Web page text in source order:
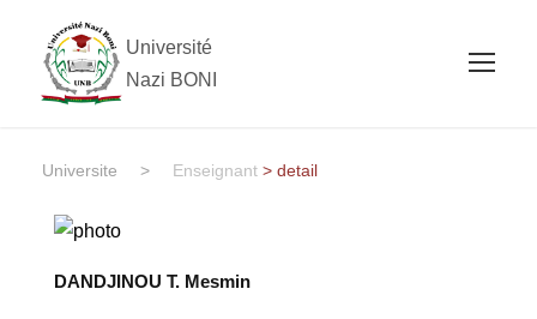
Université
Nazi BONI
Universite > Enseignant > detail
DANDJINOU T. Mesmin